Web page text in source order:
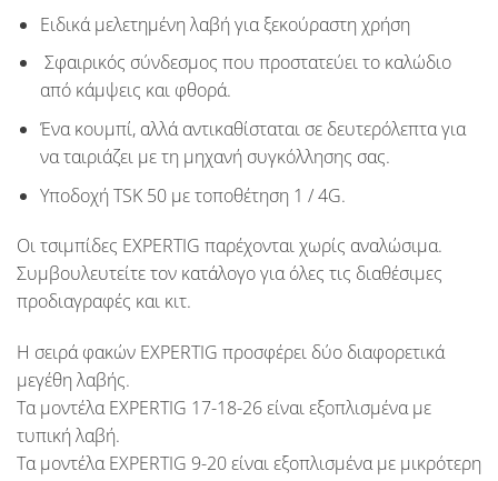
Ειδικά μελετημένη λαβή για ξεκούραστη χρήση
Σφαιρικός σύνδεσμος που προστατεύει το καλώδιο
από κάμψεις και φθορά.
Ένα κουμπί, αλλά αντικαθίσταται σε δευτερόλεπτα για
να ταιριάζει με τη μηχανή συγκόλλησης σας.
Υποδοχή TSK 50 με τοποθέτηση 1 / 4G.
Οι τσιμπίδες EXPERTIG παρέχονται χωρίς αναλώσιμα.
Συμβουλευτείτε τον κατάλογο για όλες τις διαθέσιμες
προδιαγραφές και κιτ.
Η σειρά φακών EXPERTIG προσφέρει δύο διαφορετικά
μεγέθη λαβής.
Τα μοντέλαEXPERTIG 17-18-26 είναι εξοπλισμένα με
τυπική λαβή.
Τα μοντέλαEXPERTIG 9-20 είναι εξοπλισμένα με μικρότερη